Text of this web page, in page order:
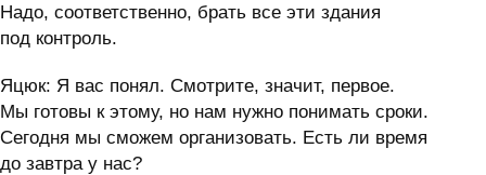
Надо, соответственно, брать все эти здания
под контроль.
Яцюк: Я вас понял. Смотрите, значит, первое.
Мы готовы к этому, но нам нужно понимать сроки.
Сегодня мы сможем организовать. Есть ли время
до завтра у нас?